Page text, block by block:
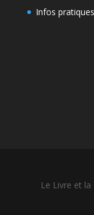
Infos pratiques
Le Livre et